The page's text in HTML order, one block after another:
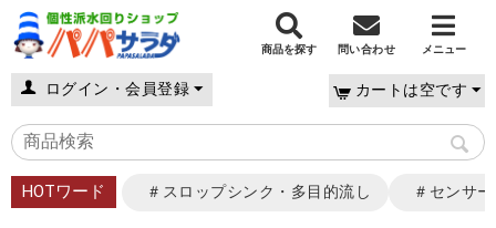
商品を探す 問い合わせ メニュー
ログイン・会員登録 カートは空です
HOTワード ＃スロップシンク・多目的流し ＃センサ